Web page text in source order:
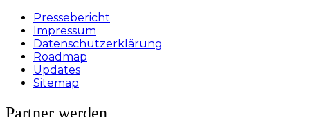
Pressebericht
Impressum
Datenschutzerklärung
Roadmap
Updates
Sitemap
Partner werden